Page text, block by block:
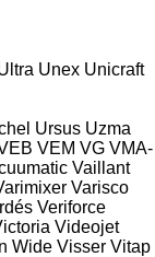
Unex Unicraft
Ursus Uzma
VEM VG VMA-
Vaillant
Varisco
Veriforce
Videojet
Wide Visser Vitap